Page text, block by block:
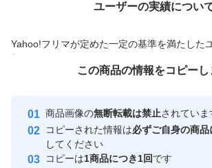
ユーザーの実績につい
Yahoo!フリマが定めた一定の基準を満たした
付与しています
安心取引出品者
心・安全なユ
取引実績
価格の相談 商
この商品の情報をコピーし
商品画像の無断転載は禁止されていま
コピーされた情報は必ずご自身の商
してください
コピーは1商品につき1回です
この商品をみている人にオススメ